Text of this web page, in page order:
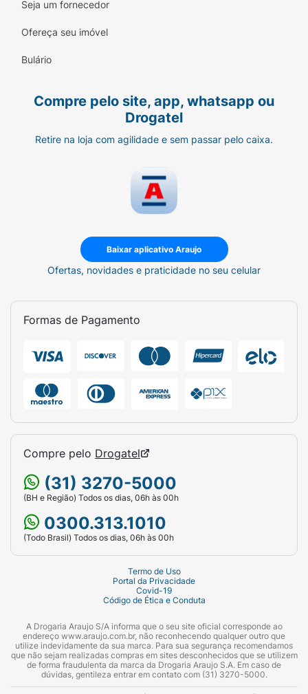
Seja um fornecedor
Ofereça seu imóvel
Bulário
Compre pelo site, app, whatsapp ou
Drogatel
Retire na loja com agilidade e sem passar pelo caixa.
Baixar aplicativo Araujo
Ofertas, novidades e praticidade no seu celular
Formas de Pagamento
Compre pelo Drogatel
(31) 3270-5000
(BH e Região) Todos os dias, 06h às 00h
0300.313.1010
(Todo Brasil) Todos os dias, 06h às 00h
Termo de Uso
Portal da Privacidade
Covid-19
Código de Ética e Conduta
A Drogaria Araujo S/A informa que o seu site oficial corresponde ao
endereço www.araujo.com.br, não reconhecendo qualquer outro que
utilize indevidamente da sua marca. Para sua segurança recomendamos
que não sejam realizadas compras em sites desconhecidos que se utilizem
de forma fraudulenta da marca da Drogaria Araujo S.A. Em caso de
dúvidas, gentileza entrar em contato com (31) 3270-5000.